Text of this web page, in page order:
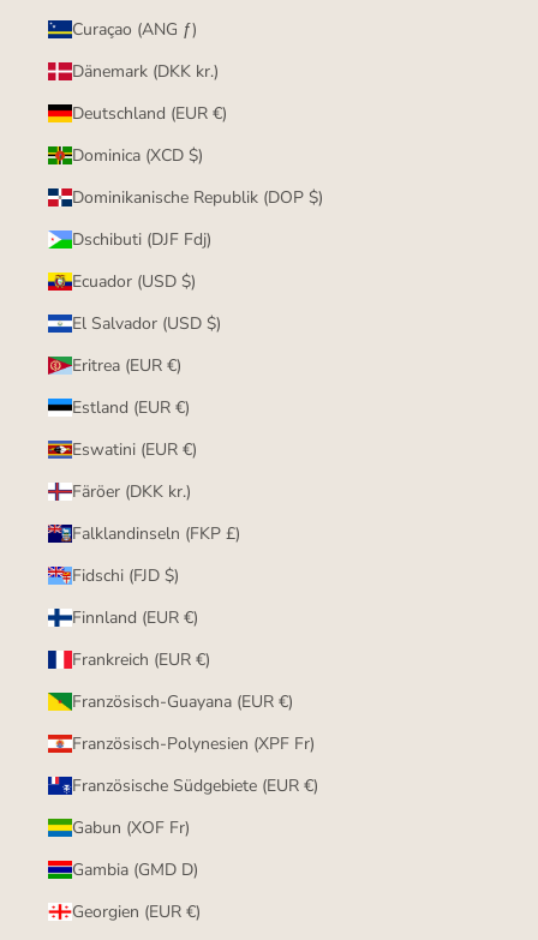
Curaçao (ANG ƒ)
Dänemark (DKK kr.)
Deutschland (EUR €)
Dominica (XCD $)
Dominikanische Republik (DOP $)
Dschibuti (DJF Fdj)
Ecuador (USD $)
El Salvador (USD $)
Eritrea (EUR €)
Estland (EUR €)
Eswatini (EUR €)
Färöer (DKK kr.)
Falklandinseln (FKP £)
Fidschi (FJD $)
Finnland (EUR €)
Frankreich (EUR €)
Französisch-Guayana (EUR €)
Französisch-Polynesien (XPF Fr)
Französische Südgebiete (EUR €)
Gabun (XOF Fr)
Gambia (GMD D)
Georgien (EUR €)